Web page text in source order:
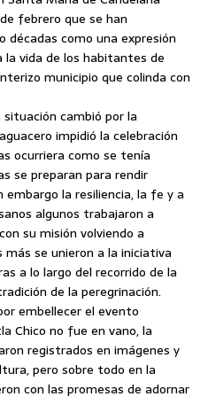
febrero que se han
décadas como una expresión
vida de los habitantes de
municipio que colinda con
cambió por la
impidió la celebración
ocurriera como se tenía
se preparan para rendir
la resiliencia, la fe y a
algunos trabajaron a
su misión volviendo a
se unieron a la iniciativa
a lo largo del recorrido de la
de la peregrinación.
embellecer el evento
Chico no fue en vano, la
registrados en imágenes y
pero sobre todo en la
con las promesas de adornar